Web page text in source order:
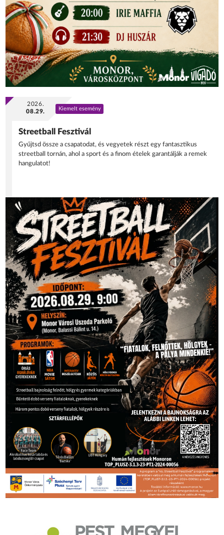
2026.
08.29.
Kiemelt esemény
Streetball Fesztivál
Gyűjtsd össze a csapatodat, és vegyetek részt egy fantasztikus
streetball tornán, ahol a sport és a finom ételek garantálják a remek
hangulatot!